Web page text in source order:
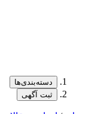
دسته‌بندی‌ها
ثبت آگهی